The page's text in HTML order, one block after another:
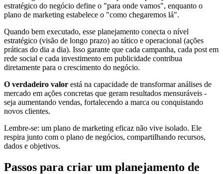
estratégico do negócio define o "para onde vamos", enquanto o
plano de marketing estabelece o "como chegaremos lá".
Quando bem executado, esse planejamento conecta o nível
estratégico (visão de longo prazo) ao tático e operacional (ações
práticas do dia a dia). Isso garante que cada campanha, cada post em
rede social e cada investimento em publicidade contribua
diretamente para o crescimento do negócio.
O verdadeiro valor está na capacidade de transformar análises de
mercado em ações concretas que geram resultados mensuráveis -
seja aumentando vendas, fortalecendo a marca ou conquistando
novos clientes.
Lembre-se: um plano de marketing eficaz não vive isolado. Ele
respira junto com o plano de negócios, compartilhando recursos,
dados e objetivos.
Passos para criar um planejamento de